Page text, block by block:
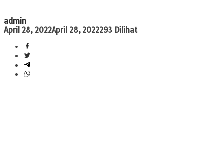
admin
April 28, 2022April 28, 2022293 Dilihat